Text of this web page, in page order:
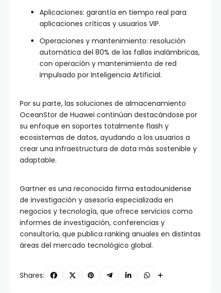
Aplicaciones: garantía en tiempo real para
aplicaciones críticas y usuarios VIP.
Operaciones y mantenimiento: resolución
automática del 80% de las fallas inalámbricas,
con operación y mantenimiento de red
impulsado por Inteligencia Artificial.
Por su parte, las soluciones de almacenamiento
OceanStor de Huawei continúan destacándose por
su enfoque en soportes totalmente flash y
ecosistemas de datos, ayudando a los usuarios a
crear una infraestructura de data más sostenible y
adaptable.
Gartner es una reconocida firma estadounidense
de investigación y asesoría especializada en
negocios y tecnología, que ofrece servicios como
informes de investigación, conferencias y
consultoría, que publica ranking anuales en distintas
áreas del mercado tecnológico global.
Shares: